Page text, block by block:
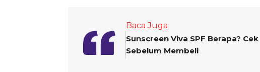
Baca Juga
Sunscreen Viva SPF Berapa?
Sebelum Membeli